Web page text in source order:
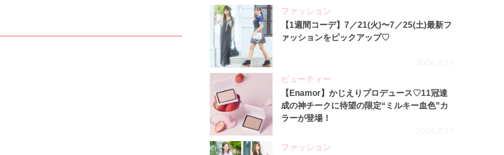
ファッション
【1週間コーデ】7／21(火)〜7／25(土)最新フ
ァッションをピックアップ♡
2026.7.29
ビューティー
【Enamor】かじえりプロデュース♡11冠達
成の神チークに待望の限定“ミルキー血色”カ
ラーが登場！
2026.7.27
ファッション